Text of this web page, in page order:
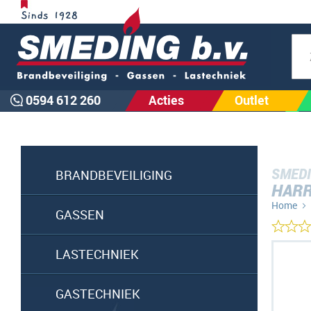
0594 612 260 Acties Outlet
BRANDBEVEILIGING
GASSEN
LASTECHNIEK
GASTECHNIEK
Home
Ga